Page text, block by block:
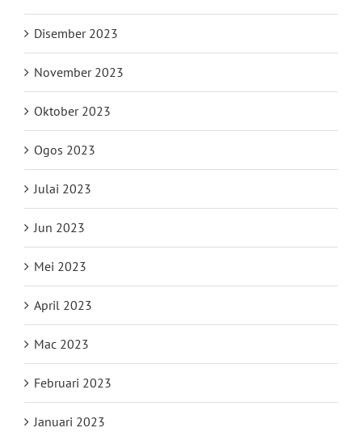
Disember 2023
November 2023
Oktober 2023
Ogos 2023
Julai 2023
Jun 2023
Mei 2023
April 2023
Mac 2023
Februari 2023
Januari 2023